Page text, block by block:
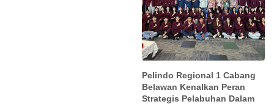
Pelindo Regional 1 Cabang
Belawan Kenalkan Peran
Strategis Pelabuhan Dalam